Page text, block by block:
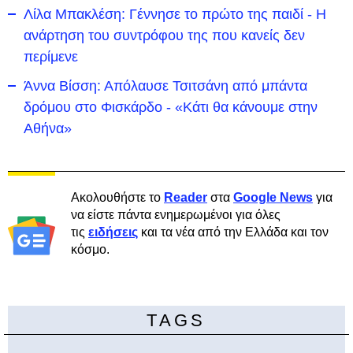
Λίλα Μπακλέση: Γέννησε το πρώτο της παιδί - Η
ανάρτηση του συντρόφου της που κανείς δεν
περίμενε
Άννα Βίσση: Απόλαυσε Τσιτσάνη από μπάντα
δρόμου στο Φισκάρδο - «Κάτι θα κάνουμε στην
Αθήνα»
Ακολουθήστε το Reader στα Google News για
να είστε πάντα ενημερωμένοι για όλες
τις ειδήσεις και τα νέα από την Ελλάδα και τον
κόσμο.
TAGS